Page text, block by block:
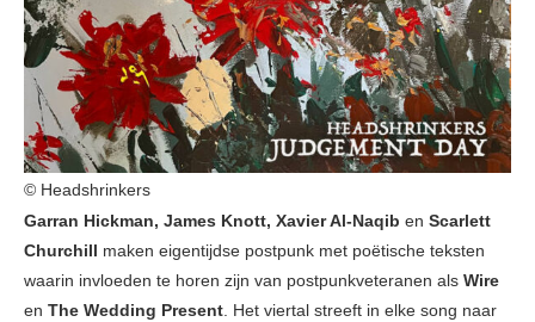
© Headshrinkers
Garran Hickman, James Knott, Xavier Al-Naqib en Scarlett
Churchill maken eigentijdse postpunk met poëtische teksten
waarin invloeden te horen zijn van postpunkveteranen als Wire
en The Wedding Present. Het viertal streeft in elke song naar